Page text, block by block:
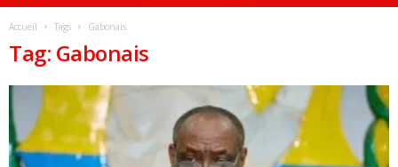
Accueil Tags Gabonais
Tag: Gabonais